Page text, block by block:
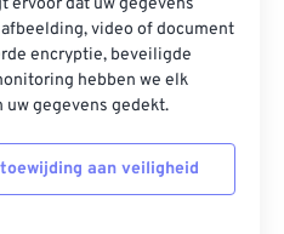
ervoor dat uw gegevens
video of document
encryptie, beveiligde
hebben we elk
uw gegevens gedekt.
aan veiligheid